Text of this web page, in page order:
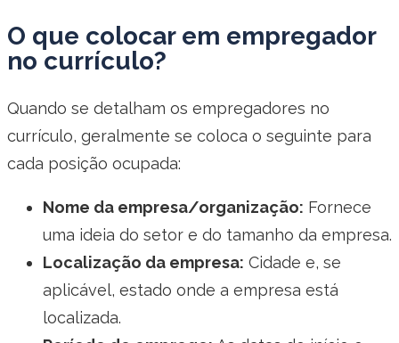
O que colocar em empregador
no currículo?
Quando se detalham os empregadores no
currículo, geralmente se coloca o seguinte para
cada posição ocupada:
Nome da empresa/organização: Fornece
uma ideia do setor e do tamanho da empresa.
Localização da empresa: Cidade e, se
aplicável, estado onde a empresa está
localizada.